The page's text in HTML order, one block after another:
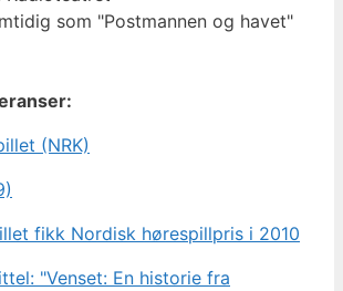
som "Postmannen og havet"
(NRK)
fikk Nordisk hørespillpris i 2010
"Venset: En historie fra